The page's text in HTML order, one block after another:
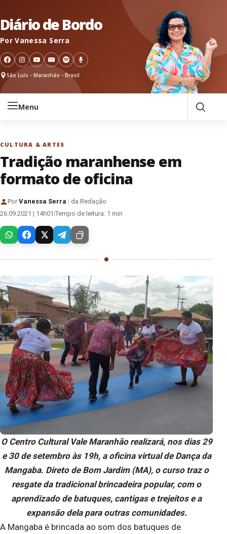
Diário de Bordo
Por Vanessa Serra
São Luís - Maranhão - Brasil
Menu
CULTURA & ARTES
Tradição maranhense em
formato de oficina
PorVanessa Serra | da Redação
26.09.2021 | 14h01 |Tempo de leitura: 1 min
O Centro Cultural Vale Maranhão realizará, nos dias 29
e 30 de setembro às 19h, a oficina virtual de Dança da
Mangaba. Direto de Bom Jardim (MA), o curso traz o
resgate da tradicional brincadeira popular, com o
aprendizado de batuques, cantigas e trejeitos e a
expansão dela para outras comunidades.
A Mangaba é brincada ao som dos batuques de